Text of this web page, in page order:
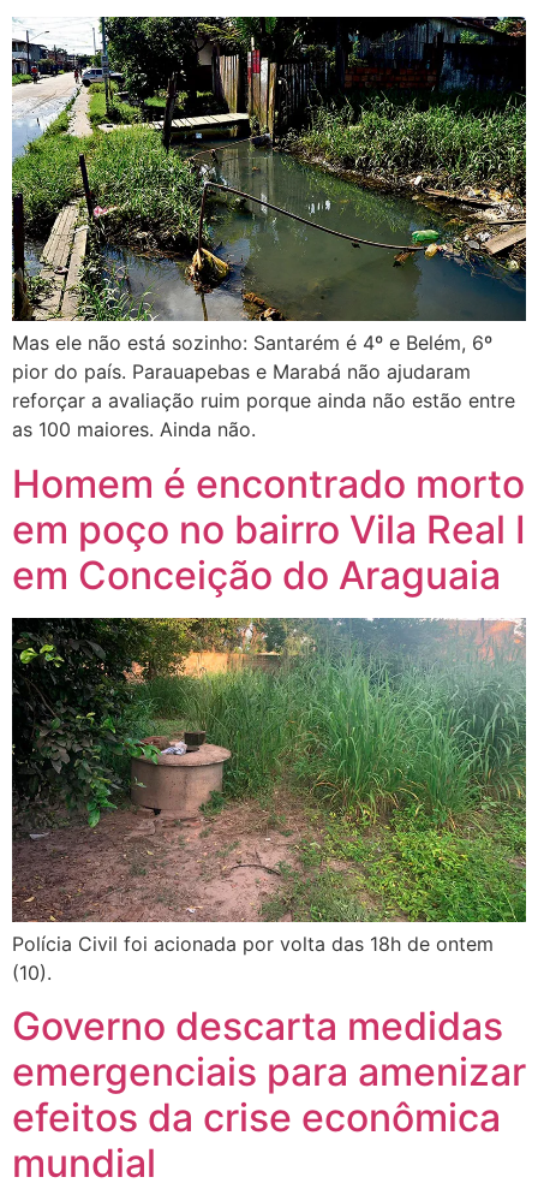
Mas ele não está sozinho: Santarém é 4º e Belém, 6º
pior do país. Parauapebas e Marabá não ajudaram
reforçar a avaliação ruim porque ainda não estão entre
as 100 maiores. Ainda não.
Homem é encontrado morto
em poço no bairro Vila Real I
em Conceição do Araguaia
Polícia Civil foi acionada por volta das 18h de ontem
(10).
Governo descarta medidas
emergenciais para amenizar
efeitos da crise econômica
mundial